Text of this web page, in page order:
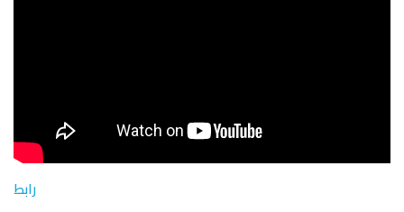
رابط